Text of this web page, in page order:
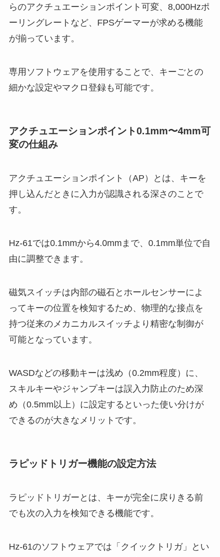
らのアクチュエーションポイント可変、8,000Hzポ
ーリングレートなど、FPSゲーマーが求める機能
が揃っています。
専用ソフトウェアを使用することで、キーごとの
細かな設定やマクロ登録も可能です。
アクチュエーションポイント0.1mm〜4mm可
変の仕組み
アクチュエーションポイント（AP）とは、キーを
押し込んだときに入力が認識される深さのことで
す。
Hz-61では0.1mmから4.0mmまで、0.1mm単位で自
由に調整できます。
磁気スイッチは内部の磁石とホールセンサーによ
ってキーの位置を検知するため、物理的な接点を
持つ従来のメカニカルスイッチより精密な制御が
可能となっています。
WASDなどの移動キーは浅め（0.2mm程度）に、
スキルキーやジャンプキーは誤入力防止のため深
め（0.5mm以上）に設定するといった使い分けが
できるのが大きなメリットです。
ラピッドトリガー機能の設定方法
ラピッドトリガーとは、キーが完全に戻りきる前
でも次の入力を検知できる機能です。
Hz-61のソフトウェアでは「クイックトリガ」とい